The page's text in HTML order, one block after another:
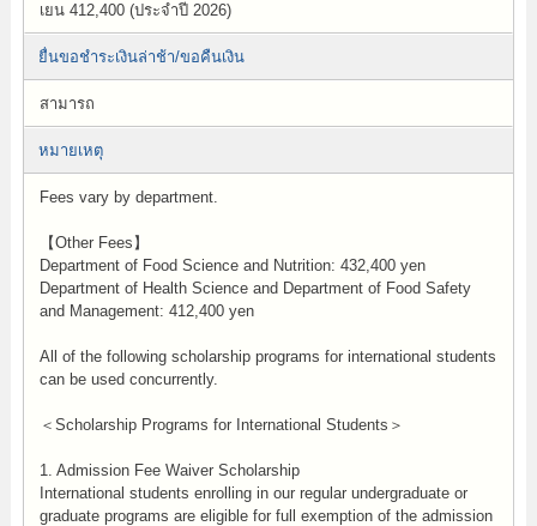
เยน 412,400 (ประจำปี 2026)
ยื่นขอชำระเงินล่าช้า/ขอคืนเงิน
สามารถ
หมายเหตุ
Fees vary by department.
【Other Fees】
Department of Food Science and Nutrition: 432,400 yen
Department of Health Science and Department of Food Safety
and Management: 412,400 yen
All of the following scholarship programs for international students
can be used concurrently.
＜Scholarship Programs for International Students＞
1. Admission Fee Waiver Scholarship
International students enrolling in our regular undergraduate or
graduate programs are eligible for full exemption of the admission